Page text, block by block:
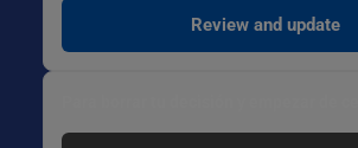
Review and update